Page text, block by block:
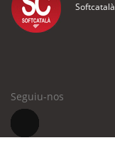
Seguiu-nos